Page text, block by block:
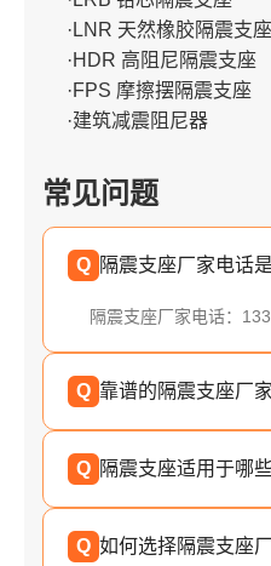
·LNR 天然橡胶隔震支座
·HDR 高阻尼隔震支座
·FPS 摩擦摆隔震支座
·建筑减震阻尼器
常见问题
Q 隔震支座厂家电话
隔震支座厂家电话：
Q 靠谱的隔震支座厂
Q 隔震支座适用于哪
Q 如何选择隔震支座厂